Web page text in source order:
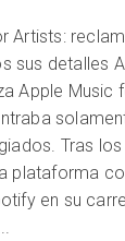
Artists:
sus detalles
Apple Music
Tras
plataforma
en su